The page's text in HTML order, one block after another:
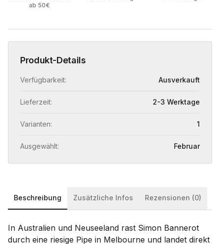
ab 50€
Produkt-Details
Verfügbarkeit: Ausverkauft
Lieferzeit: 2-3 Werktage
Varianten: 1
Ausgewählt: Februar
Beschreibung Zusätzliche Infos Rezensionen (0)
In Australien und Neuseeland rast Simon Bannerot
durch eine riesige Pipe in Melbourne und landet direkt